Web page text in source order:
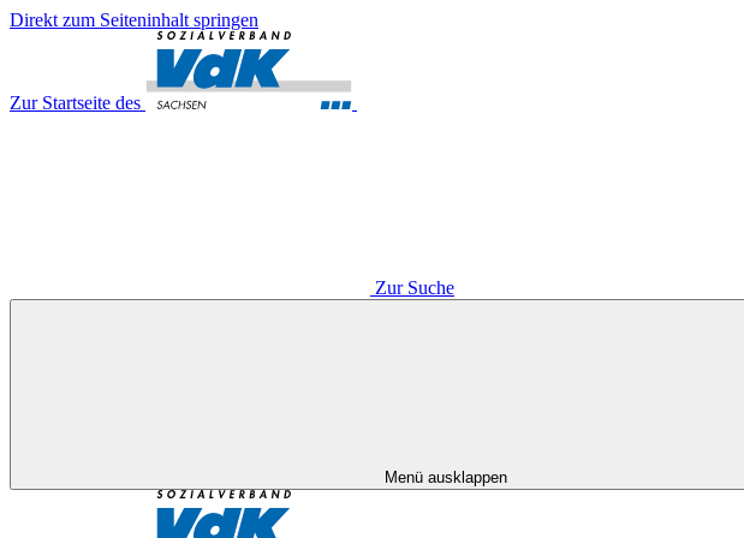
Direkt zum Seiteninhalt springen
Zur Startseite des
Zur Suche
Menü ausklappen